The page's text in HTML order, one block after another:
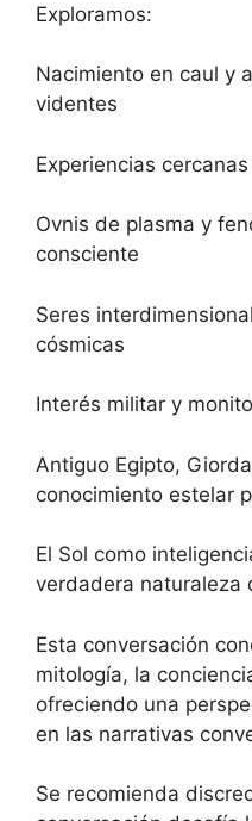
Exploramos:
Nacimiento en caul y
videntes
Experiencias
Ovnis de plasma y
consciente
Seres
cósmicas
Interés militar y
Antiguo Egipto,
conocimiento estelar
El Sol como
verdadera naturaleza
Esta conversación
mitología, la
ofreciendo una
en las narrativas
Se recomienda